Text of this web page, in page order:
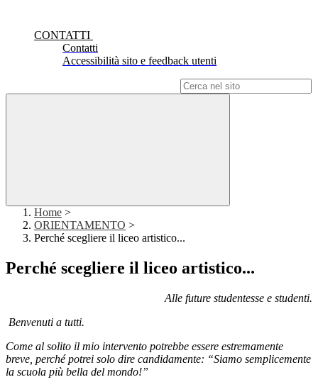
CONTATTI
Contatti
Accessibilità sito e feedback utenti
Home >
ORIENTAMENTO >
Perché scegliere il liceo artistico...
Perché scegliere il liceo artistico...
Alle future studentesse e studenti.
Benvenuti a tutti.
Come al solito il mio intervento potrebbe essere estremamente
breve, perché potrei solo dire candidamente: “Siamo semplicemente
la scuola più bella del mondo!”